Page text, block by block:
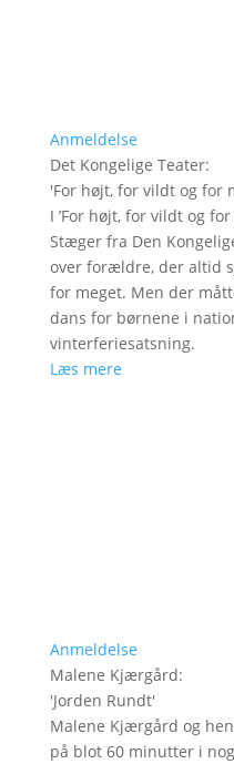
Anmeldelse
Det Kongelige Teater:
'For højt, for vildt og for
I ’For højt, for vildt og
Stæger fra Den
over forældre, der altid
for meget. Men der
dans for børnene i
vinterferiesatsning.
Læs mere
Anmeldelse
Malene Kjærgård:
'Jorden Rundt'
Malene Kjærgård og
på blot 60 minutter i